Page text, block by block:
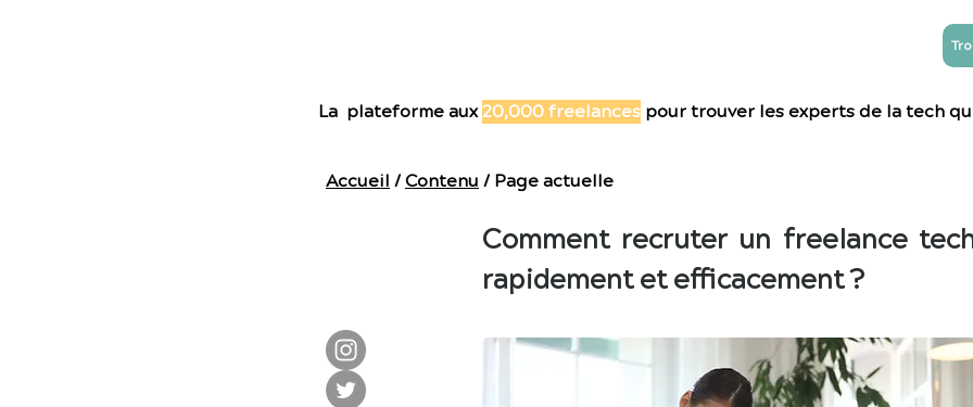
La plateforme aux20,000 freelancespour trouver les experts de la tech
Accueil /Contenu / Page actuelle
Comment recruter un freelance
rapidement et efficacement ?